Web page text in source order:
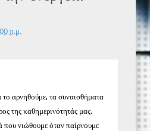
π.μ.
αρνηθούμε, τα συναισθήματα
της καθημερινότητάς μας.
νιώθουμε όταν παίρνουμε